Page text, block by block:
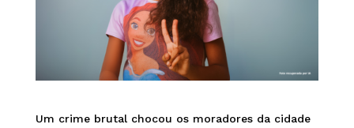
Um crime brutal chocou os moradores da cidade